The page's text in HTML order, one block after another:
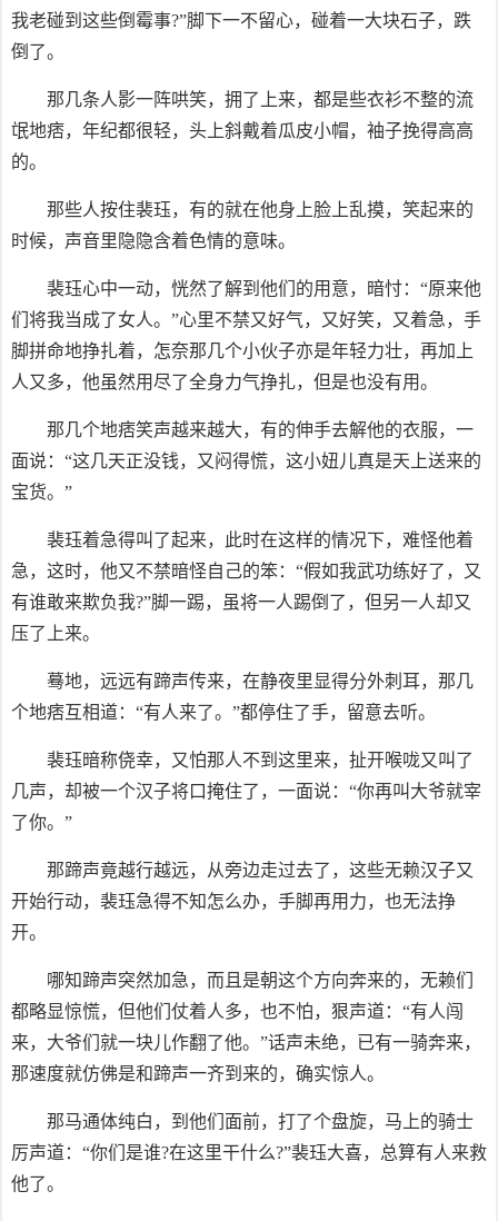
我老碰到这些倒霉事?”脚下一不留心，碰着一大块石子，跌
倒了。
那几条人影一阵哄笑，拥了上来，都是些衣衫不整的流
氓地痞，年纪都很轻，头上斜戴着瓜皮小帽，袖子挽得高高
的。
那些人按住裴珏，有的就在他身上脸上乱摸，笑起来的
时候，声音里隐隐含着色情的意味。
裴珏心中一动，恍然了解到他们的用意，暗忖：“原来他
们将我当成了女人。”心里不禁又好气，又好笑，又着急，手
脚拼命地挣扎着，怎奈那几个小伙子亦是年轻力壮，再加上
人又多，他虽然用尽了全身力气挣扎，但是也没有用。
那几个地痞笑声越来越大，有的伸手去解他的衣服，一
面说：“这几天正没钱，又闷得慌，这小妞儿真是天上送来的
宝货。”
裴珏着急得叫了起来，此时在这样的情况下，难怪他着
急，这时，他又不禁暗怪自己的笨：“假如我武功练好了，又
有谁敢来欺负我?”脚一踢，虽将一人踢倒了，但另一人却又
压了上来。
蓦地，远远有蹄声传来，在静夜里显得分外刺耳，那几
个地痞互相道：“有人来了。”都停住了手，留意去听。
裴珏暗称侥幸，又怕那人不到这里来，扯开喉咙又叫了
几声，却被一个汉子将口掩住了，一面说：“你再叫大爷就宰
了你。”
那蹄声竟越行越远，从旁边走过去了，这些无赖汉子又
开始行动，裴珏急得不知怎么办，手脚再用力，也无法挣
开。
哪知蹄声突然加急，而且是朝这个方向奔来的，无赖们
都略显惊慌，但他们仗着人多，也不怕，狠声道：“有人闯
来，大爷们就一块儿作翻了他。”话声未绝，已有一骑奔来，
那速度就仿佛是和蹄声一齐到来的，确实惊人。
那马通体纯白，到他们面前，打了个盘旋，马上的骑士
厉声道：“你们是谁?在这里干什么?”裴珏大喜，总算有人来救
他了。